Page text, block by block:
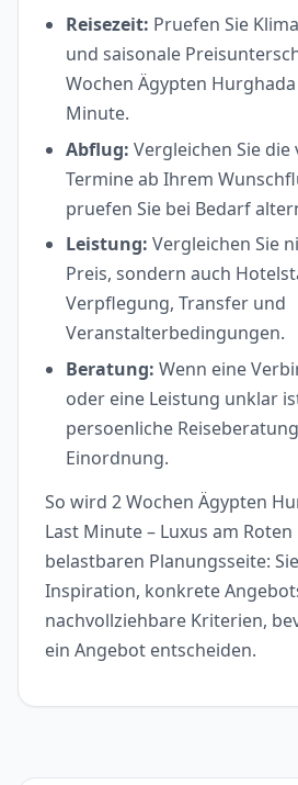
Reisezeit: Pruefen Sie
und saisonale
Wochen Ägypten
Minute.
Abflug: Vergleichen Sie
Termine ab Ihrem
pruefen Sie bei Bedarf
Leistung: Vergleichen Sie
Preis, sondern auch
Verpflegung, Transfer und
Veranstalterbedingungen.
Beratung: Wenn eine
oder eine Leistung unklar
persoenliche
Einordnung.
So wird 2 Wochen Ägypten
Last Minute – Luxus am
belastbaren Planungsseite:
Inspiration, konkrete
nachvollziehbare Kriterien,
ein Angebot entscheiden.